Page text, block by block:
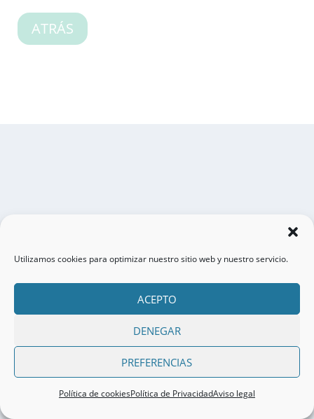
Utilizamos cookies para optimizar nuestro sitio web y nuestro servicio.
ACEPTO
DENEGAR
PREFERENCIAS
Política de cookiesPolítica de PrivacidadAviso legal
ATRÁS